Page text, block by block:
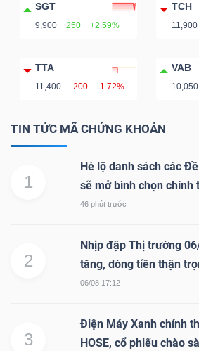
SGT
9,900 250 +2.59%
TCH
11,900
TTA
11,400 -200 -1.72%
VAB
10,050
TIN TỨC MÃ CHỨNG KHOÁN
1
Hé lộ danh sách các
sẽ mở bình chọn chính
46 phút trước
2
Nhịp đập Thị trường
tăng, dòng tiền thận
06/08 17:12
3
Điện Máy Xanh chính
HOSE, cổ phiếu chào
Mã
chứng
(-)
(-)
Người nội bộ
tức
Bài